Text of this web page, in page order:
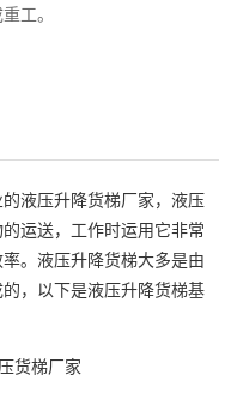
工。
液压升降货梯厂家，液压
运送，工作时运用它非常
。液压升降货梯大多是由
，以下是液压升降货梯基